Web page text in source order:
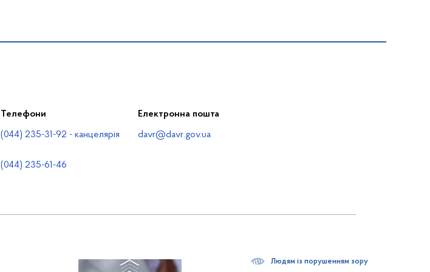
Телефони
(044) 235-31-92 - канцелярія
(044) 235-61-46
Електронна пошта
davr@davr.gov.ua
Людям із порушенням зору